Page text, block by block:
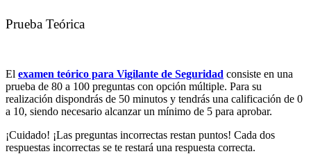
Prueba Teórica
El examen teórico para Vigilante de Seguridad consiste en una
prueba de 80 a 100 preguntas con opción múltiple. Para su
realización dispondrás de 50 minutos y tendrás una calificación de 0
a 10, siendo necesario alcanzar un mínimo de 5 para aprobar.
¡Cuidado! ¡Las preguntas incorrectas restan puntos! Cada dos
respuestas incorrectas se te restará una respuesta correcta.